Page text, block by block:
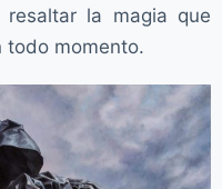
la magia que
todo momento.